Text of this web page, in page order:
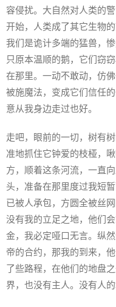
容侵扰。大自然对人类的
开始，人类成了其它生物
我们是诡计多端的猛兽，
只原本温顺的鹅，它们窃
在那里。一动不敢动，仿
被施魔法，变成它们信任
意从我身边走过也好。
走吧，眼前的一切，树有
准地抓住它钟爱的枝桠，
方，顺着这条河流，一直
头，准备在那里度过我短
已被人承包，方圆全被丝
没有我的立足之地，他们
金，我必定哑口无言。纵
帝的合约，那我的到来，
了些路程，在他们的地盘
界，也没有主人。没有人